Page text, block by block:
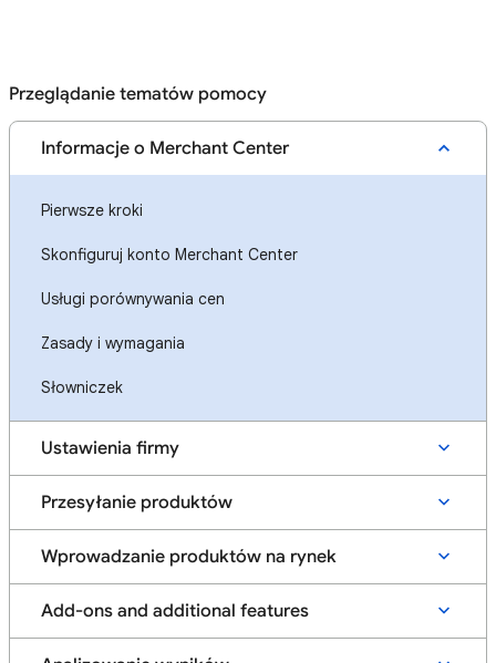
Przeglądanie tematów pomocy
Informacje o Merchant Center
Pierwsze kroki
Skonfiguruj konto Merchant Center
Usługi porównywania cen
Zasady i wymagania
Słowniczek
Ustawienia firmy
Przesyłanie produktów
Wprowadzanie produktów na rynek
Add-ons and additional features